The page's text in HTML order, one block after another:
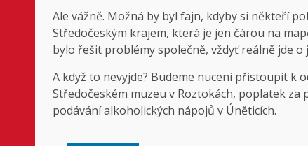
Ale vážně. Možná by byl fajn, kdyby si někteří
Středočeským krajem, která je jen čárou na
bylo řešit problémy společně, vždyť reálně jde
A když to nevyjde? Budeme nuceni přistoupit k
Středočeském muzeu v Roztokách, poplatek
podávání alkoholických nápojů v Úněticích.